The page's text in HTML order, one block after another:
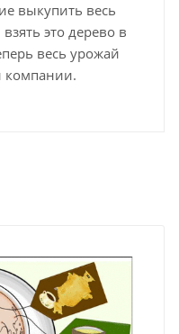
выкупить весь
это дерево в
весь урожай
компании.